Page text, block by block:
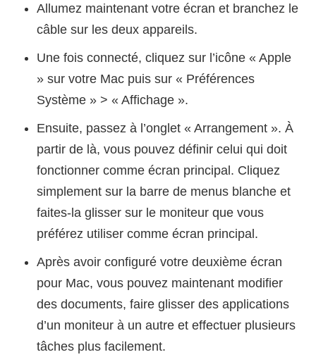
Allumez maintenant votre écran et branchez le
câble sur les deux appareils.
Une fois connecté, cliquez sur l’icône « Apple
» sur votre Mac puis sur « Préférences
Système » > « Affichage ».
Ensuite, passez à l’onglet « Arrangement ». À
partir de là, vous pouvez définir celui qui doit
fonctionner comme écran principal. Cliquez
simplement sur la barre de menus blanche et
faites-la glisser sur le moniteur que vous
préférez utiliser comme écran principal.
Après avoir configuré votre deuxième écran
pour Mac, vous pouvez maintenant modifier
des documents, faire glisser des applications
d’un moniteur à un autre et effectuer plusieurs
tâches plus facilement.